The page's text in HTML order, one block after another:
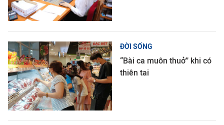
ĐỜI SỐNG
“Bài ca muôn thuở” khi có
thiên tai